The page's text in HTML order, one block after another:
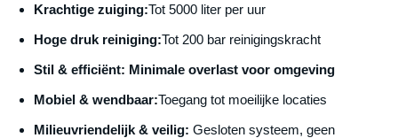
Krachtige zuiging:Tot 5000 liter per uur
Hoge druk reiniging:Tot 200 bar reinigingskracht
Stil & efficiënt: Minimale overlast voor omgeving
Mobiel & wendbaar:Toegang tot moeilijke locaties
Milieuvriendelijk & veilig: Gesloten systeem, geen